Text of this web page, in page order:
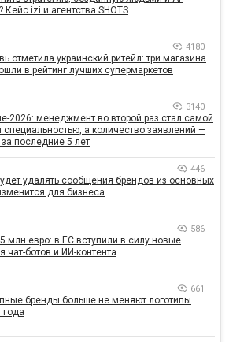
Кейс izi и агентства SHOTS
4180
отметила украинский ритейл: три магазина
в рейтинг лучших супермаркетов
3140
2026: менеджмент во второй раз стал самой
специальностью, а количество заявлений —
последние 5 лет
446
удалять сообщения брендов из основных
для бизнеса
586
млн евро: в ЕС вступили в силу новые
чат-ботов и ИИ-контента
661
бренды больше не меняют логотипы
года